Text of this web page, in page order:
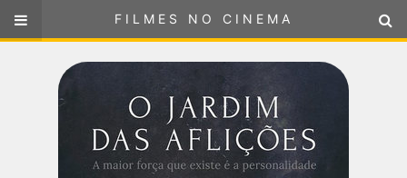
FILMES NO CINEMA
selecione sua localização
FILMES NO CINEMA
SELECIONE SUA LOCALIZAÇÃO
FILMES EM CARTAZ
PRÓXIMOS LANÇAMENTOS